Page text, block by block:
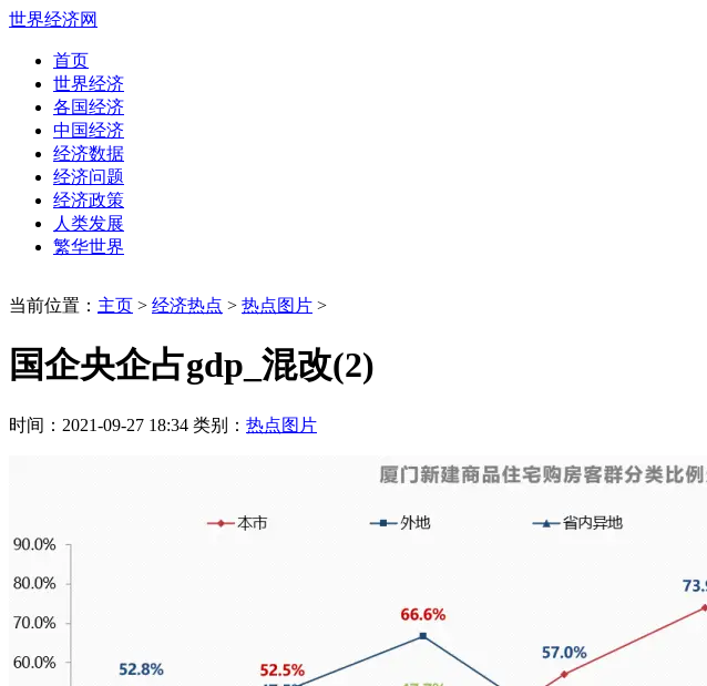
世界经济网
首页
世界经济
各国经济
中国经济
经济数据
经济问题
经济政策
人类发展
繁华世界
当前位置： 主页 > 经济热点 > 热点图片 >
国企央企占gdp_混改(2)
时间：2021-09-27 18:34 类别： 热点图片